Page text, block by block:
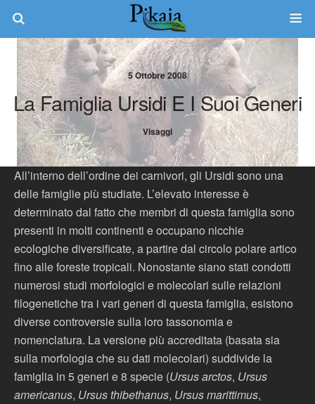
5 Ottobre 2008
La Famiglia Ursidi E I Suoi Generi
Visaggi
All’interno dell’ordine dei carnivori, gli Ursidi sono una
delle famiglie più studiate. L’elevato interesse è
determinato dal fatto che membri di questa famiglia sono
presenti in molti continenti e occupano nicchie
ecologiche diversificate, a partire dal circolo polare artico
fino alle foreste tropicali. Nonostante siano stati condotti
numerosi studi morfologici e molecolari sulle relazioni
filogenetiche tra i vari generi di questa famiglia, esistono
diverse controversie sulla loro tassonomia e
nomenclatura. La versione più accreditata (basata sia
sulla morfologia che su dati molecolari) suddivide la
famiglia in 5 generi e 8 specie (Ursus arctos, Ursus
americanus, Ursus thibethanus, Ursus marittimus,